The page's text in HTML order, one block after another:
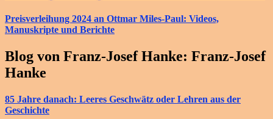
Preisverleihung 2024 an Ottmar Miles-Paul: Videos,
Manuskripte und Berichte
Blog von Franz-Josef Hanke: Franz-Josef
Hanke
85 Jahre danach: Leeres Geschwätz oder Lehren aus der
Geschichte